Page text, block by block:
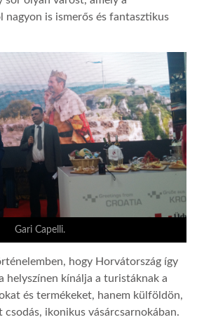
is ismerős és fantasztikus
Gari Capelli.
hogy Horvátország így
helyszínen kínálja a turistáknak a
és termékeket, hanem külföldön,
csodás, ikonikus vásárcsarnokában.